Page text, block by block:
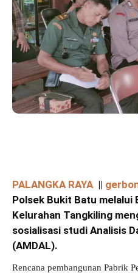
PALANGKA RAYA ||
Polsek Bukit Batu melalui
Kelurahan Tangkiling
sosialisasi studi Analisis
(AMDAL).
Rencana pembangunan Pabrik